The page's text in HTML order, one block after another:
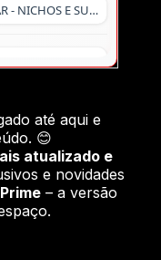
5.O SEGREDO PARA VIRALIZAR - NICHOS E SUBNICHOS
RNA
VÍDEOS
até aqui e
😊
atualizado e
e novidades
Prime – a versão